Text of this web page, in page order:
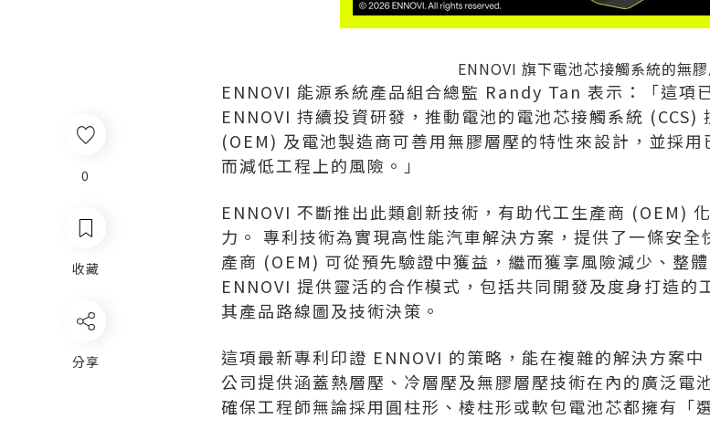
0
收藏
分享
ENNOVI 旗下電池芯接觸系統的無
ENNOVI 能源系統產品組合總監 Randy Tan 表示：「這項
ENNOVI 持續投資研發，推動電池的電池芯接觸系統 (CCS)
(OEM) 及電池製造商可善用無膠層壓的特性來設計，並採
而減低工程上的風險。」
ENNOVI 不斷推出此類創新技術，有助代工生產商 (OEM)
力。 專利技術為實現高性能汽車解決方案，提供了一條安
產商 (OEM) 可從預先驗證中獲益，繼而獲享風險減少、整
ENNOVI 提供靈活的合作模式，包括共同開發及度身打造的
其產品路線圖及技術決策。
這項最新專利印證 ENNOVI 的策略，能在複雜的解決方案
公司提供涵蓋熱層壓、冷層壓及無膠層壓技術在內的廣泛電
確保工程師無論採用圓柱形、棱柱形或軟包電池芯都擁有「